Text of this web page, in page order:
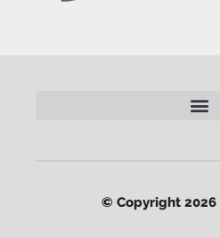
© Copyright 2026